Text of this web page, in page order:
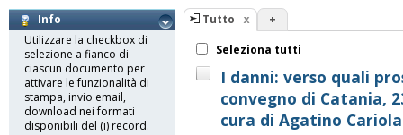
Info
Utilizzare la checkbox di
selezione a fianco di
ciascun documento per
attivare le funzionalità di
stampa, invio email,
download nei formati
disponibili del (i) record.
Tutto +
Seleziona tutti
I danni: verso quali
convegno di Catania,
cura di Agatino